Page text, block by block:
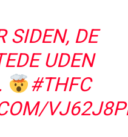
SIDEN, DE
UDEN
#THFC